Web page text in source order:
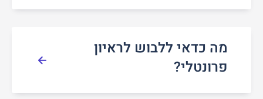
מה כדאי ללבוש לראיון
פרונטלי?